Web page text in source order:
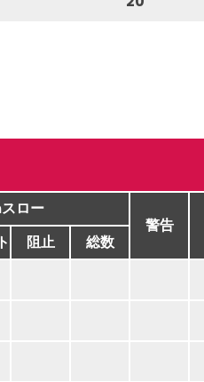
ロー
警告
阻止
総数